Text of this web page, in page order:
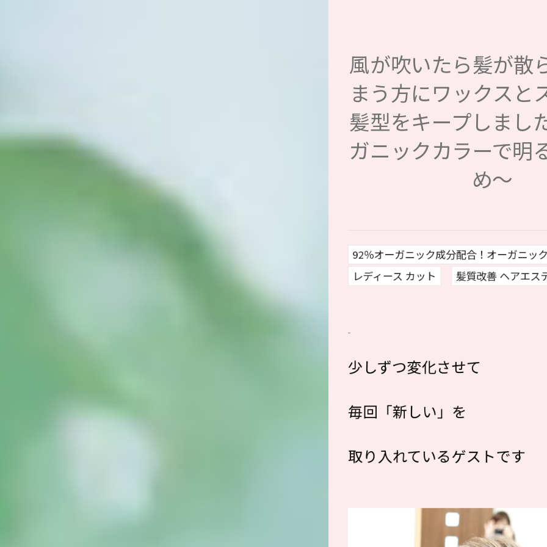
風が吹いたら髪が散
まう方にワックスと
髪型をキープしま
ガニックカラーで明
め〜
92％オーガニック成分配合！オーガニッ
レディース カット
髪質改善 ヘアエス
少しずつ変化させて
毎回「新しい」を
取り入れているゲストです